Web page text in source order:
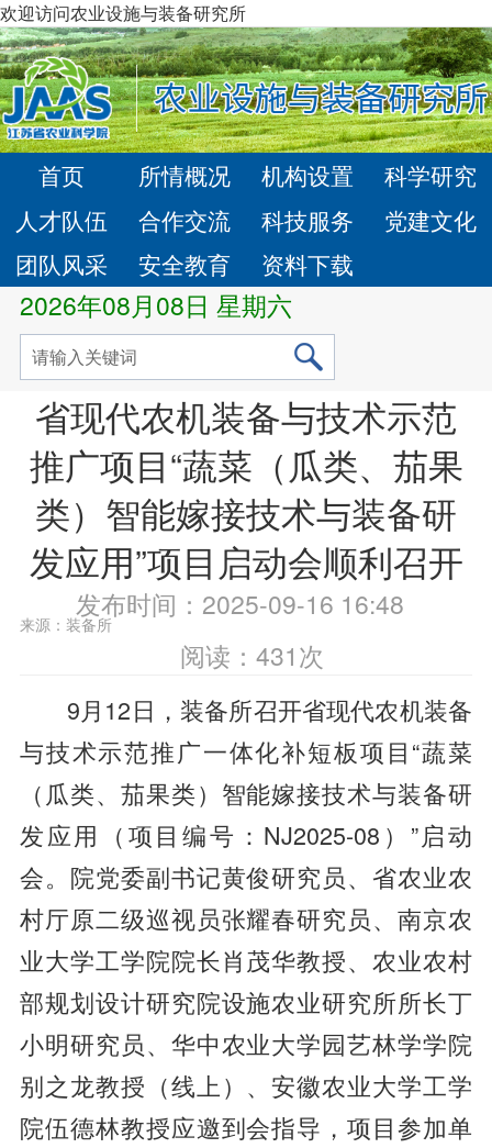
欢迎访问农业设施与装备研究所
首页 所情概况 机构设置
科学研究
人才队伍
合作交流 科技服务
党建文化
团队风采
安全教育 资料下载
2026年08月08日 星期六
省现代农机装备与技术示范
推广项目“蔬菜（瓜类、茄果
类）智能嫁接技术与装备研
发应用”项目启动会顺利召开
发布时间：2025-09-16 16:48
来源：装备所
阅读： 431次
9月12日，装备所召开省现代农机装备
与技术示范推广一体化补短板项目“蔬菜
（瓜类、茄果类）智能嫁接技术与装备研
发应用（项目编号：NJ2025-08）”启动
会。院党委副书记黄俊研究员、省农业农
村厅原二级巡视员张耀春研究员、南京农
业大学工学院院长肖茂华教授、农业农村
部规划设计研究院设施农业研究所所长丁
小明研究员、华中农业大学园艺林学学院
别之龙教授（线上）、安徽农业大学工学
院伍德林教授应邀到会指导，项目参加单